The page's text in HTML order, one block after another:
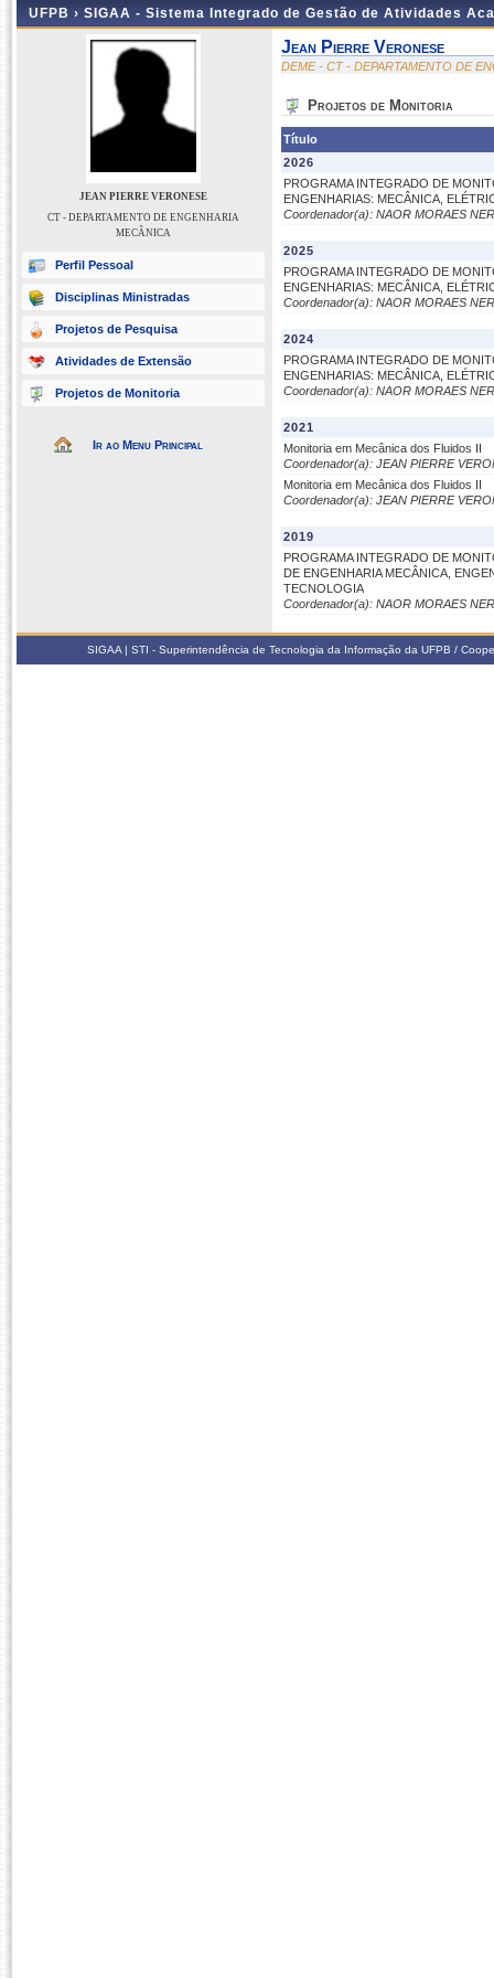
UFPB › SIGAA - Sistema Integrado de Gestão de Atividades
JEAN PIERRE VERONESE
CT - DEPARTAMENTO DE ENGENHARIA
MECÂNICA
Perfil Pessoal
Disciplinas Ministradas
Projetos de Pesquisa
Atividades de Extensão
Projetos de Monitoria
Ir ao Menu Principal
Jean Pierre Veronese
DEME - CT - DEPARTAMENTO DE
Projetos de Monitoria
Título
2026
PROGRAMA INTEGRADO DE
ENGENHARIAS: MECÂNICA,
Coordenador(a): NAOR MORAES
2025
PROGRAMA INTEGRADO DE
ENGENHARIAS: MECÂNICA,
Coordenador(a): NAOR MORAES
2024
PROGRAMA INTEGRADO DE
ENGENHARIAS: MECÂNICA,
Coordenador(a): NAOR MORAES
2021
Monitoria em Mecânica dos Fluidos II
Coordenador(a): JEAN PIERRE
Monitoria em Mecânica dos Fluidos II
Coordenador(a): JEAN PIERRE
2019
PROGRAMA INTEGRADO DE
DE ENGENHARIA MECÂNICA,
TECNOLOGIA
Coordenador(a): NAOR MORAES
SIGAA | STI - Superintendência de Tecnologia da Informação da UFPB /